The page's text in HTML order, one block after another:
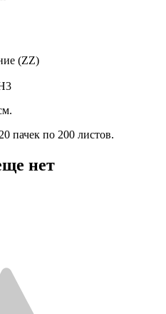
(ZZ)
пачек по 200 листов.
нет